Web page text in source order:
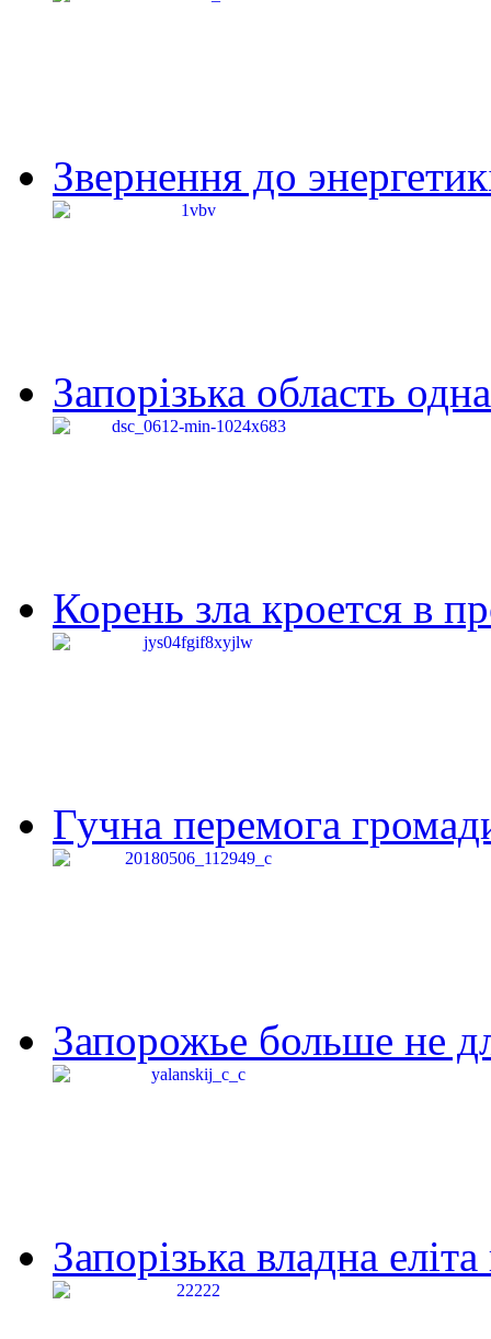
Звернення до
Запорізька область
Корень зла кроется в
Гучна перемога
Запорожье больше не
Запорізька владна